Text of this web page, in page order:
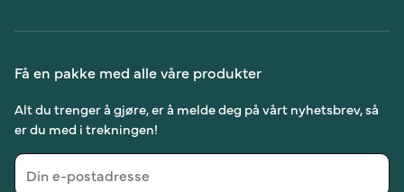
Hva andre sier
Instagram
YouTube
Facebook
Få en pakke med alle våre produkter
Alt du trenger å gjøre, er å melde deg på vårt nyhetsbrev, så
er du med i trekningen!